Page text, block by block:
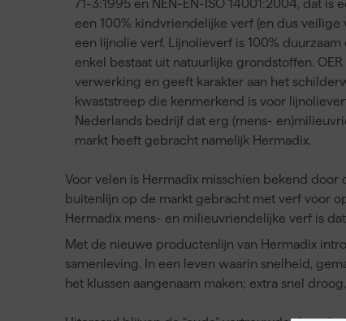
71-3:1995 en NEN-EN-ISO 14001:2004, dat is
een 100% kindvriendelijke verf (en dus veilige
een lijnolie verf. Lijnolieverf is 100%
enkel bestaat uit natuurlijke grondstoffen.
verwerking en geeft karakter aan het
kwaststreep die kenmerkend is voor
Nederlands bedrijf dat erg (mens-
markt heeft gebracht namelijk Hermadix.
Voor velen is Hermadix misschien bekend
buitenlijn op de markt gebracht met verf voor
Hermadix mens- en milieuvriendelijke verf is
Met de nieuwe productenlijn van Hermadix
samenleving. In een leven waarin snelheid,
het klussen aangenaam maken; extra snel